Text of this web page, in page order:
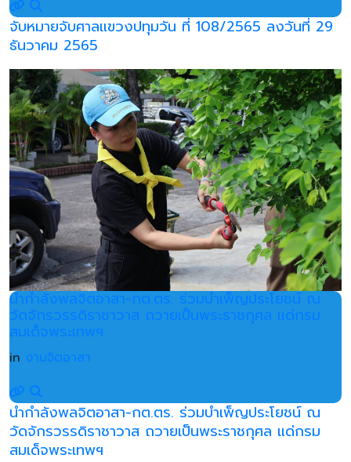
จับหมายจับศาลแขวงปทุมวัน ที่ 108/2565 ลงวันที่ 29
ธันวาคม 2565
นำกำลังพลจิตอาสา-กต.ตร. ร่วมบำเพ็ญประโยชน์ ณ
วัดจักรวรรดิราชาวาส ถวายเป็นพระราชกุศล แด่กรม
สมเด็จพระเทพฯ
in งานจิตอาสา
นำกำลังพลจิตอาสา-กต.ตร. ร่วมบำเพ็ญประโยชน์ ณ
วัดจักรวรรดิราชาวาส ถวายเป็นพระราชกุศล แด่กรม
สมเด็จพระเทพฯ